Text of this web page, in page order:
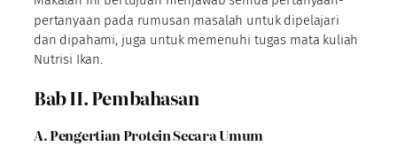
pertanyaan pada rumusan masalah untuk dipelajari
dan dipahami, juga untuk memenuhi tugas mata kuliah
Nutrisi Ikan.
Bab II. Pembahasan
A. Pengertian Protein Secara Umum